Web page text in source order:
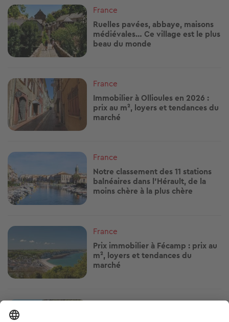
Image
France
Ruelles pavées, abbaye, maisons
médiévales… Ce village est le plus
beau du monde
Image
France
Immobilier à Ollioules en 2026 :
prix au m², loyers et tendances du
marché
Image
France
Notre classement des 11 stations
balnéaires dans l'Hérault, de la
moins chère à la plus chère
Image
France
Prix immobilier à Fécamp : prix au
m², loyers et tendances du
marché
Image